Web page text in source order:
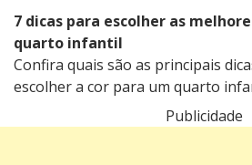
7 dicas para escolher as
quarto infantil
Confira quais são as principais
escolher a cor para um quarto
Publicidade